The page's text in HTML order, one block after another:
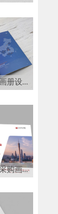
建筑公司画册设计-建筑企业画册设计公司
政府采购公司画册设计-政府采购画册设计公司